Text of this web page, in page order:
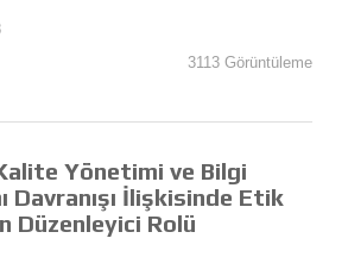
3113 Görüntüleme
Yönetimi ve Bilgi
Davranışı İlişkisinde Etik
Düzenleyici Rolü